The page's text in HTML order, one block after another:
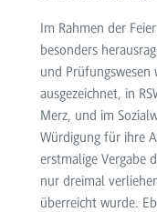
Im Rahmen der
besonders
und
ausgezeichnet, in
Merz, und im
Würdigung für ihre
erstmalige Vergabe
nur dreimal
überreicht wurde.